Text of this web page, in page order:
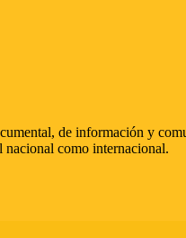
de información y
nacional como internacional.